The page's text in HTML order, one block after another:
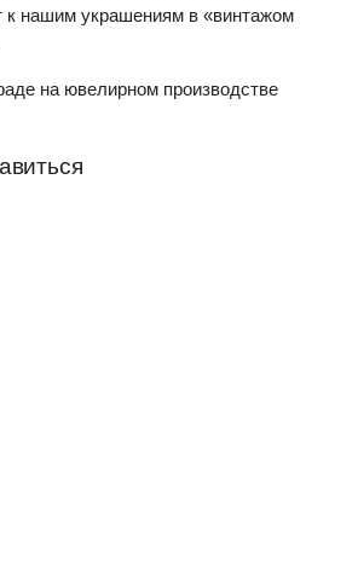
нашим украшениям в «винтажом
на ювелирном производстве